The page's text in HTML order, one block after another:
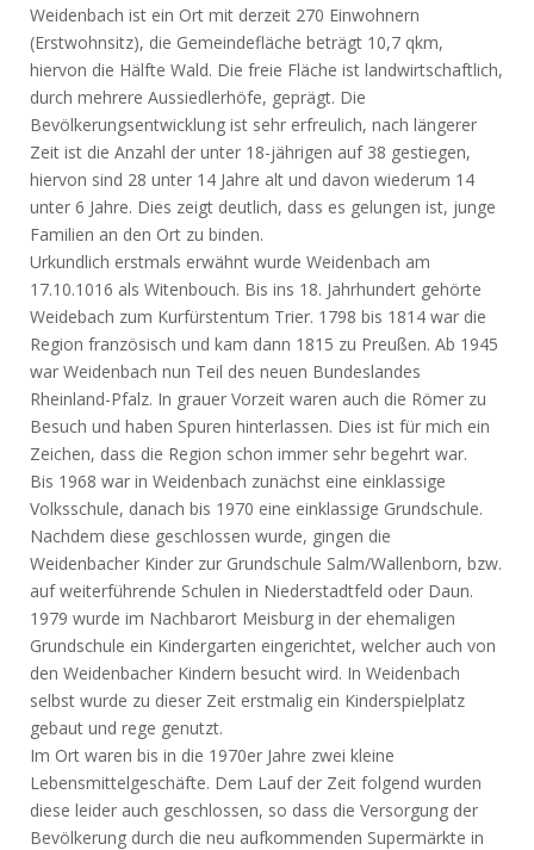
Weidenbach ist ein Ort mit derzeit 270 Einwohnern
(Erstwohnsitz), die Gemeindefläche beträgt 10,7 qkm,
hiervon die Hälfte Wald. Die freie Fläche ist landwirtschaftlich,
durch mehrere Aussiedlerhöfe, geprägt. Die
Bevölkerungsentwicklung ist sehr erfreulich, nach längerer
Zeit ist die Anzahl der unter 18-jährigen auf 38 gestiegen,
hiervon sind 28 unter 14 Jahre alt und davon wiederum 14
unter 6 Jahre. Dies zeigt deutlich, dass es gelungen ist, junge
Familien an den Ort zu binden.
Urkundlich erstmals erwähnt wurde Weidenbach am
17.10.1016 als Witenbouch. Bis ins 18. Jahrhundert gehörte
Weidebach zum Kurfürstentum Trier. 1798 bis 1814 war die
Region französisch und kam dann 1815 zu Preußen. Ab 1945
war Weidenbach nun Teil des neuen Bundeslandes
Rheinland-Pfalz. In grauer Vorzeit waren auch die Römer zu
Besuch und haben Spuren hinterlassen. Dies ist für mich ein
Zeichen, dass die Region schon immer sehr begehrt war.
Bis 1968 war in Weidenbach zunächst eine einklassige
Volksschule, danach bis 1970 eine einklassige Grundschule.
Nachdem diese geschlossen wurde, gingen die
Weidenbacher Kinder zur Grundschule Salm/Wallenborn, bzw.
auf weiterführende Schulen in Niederstadtfeld oder Daun.
1979 wurde im Nachbarort Meisburg in der ehemaligen
Grundschule ein Kindergarten eingerichtet, welcher auch von
den Weidenbacher Kindern besucht wird. In Weidenbach
selbst wurde zu dieser Zeit erstmalig ein Kinderspielplatz
gebaut und rege genutzt.
Im Ort waren bis in die 1970er Jahre zwei kleine
Lebensmittelgeschäfte. Dem Lauf der Zeit folgend wurden
diese leider auch geschlossen, so dass die Versorgung der
Bevölkerung durch die neu aufkommenden Supermärkte in